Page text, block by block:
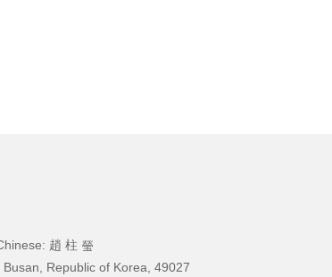
趙 柱 瑩
Republic of Korea, 49027